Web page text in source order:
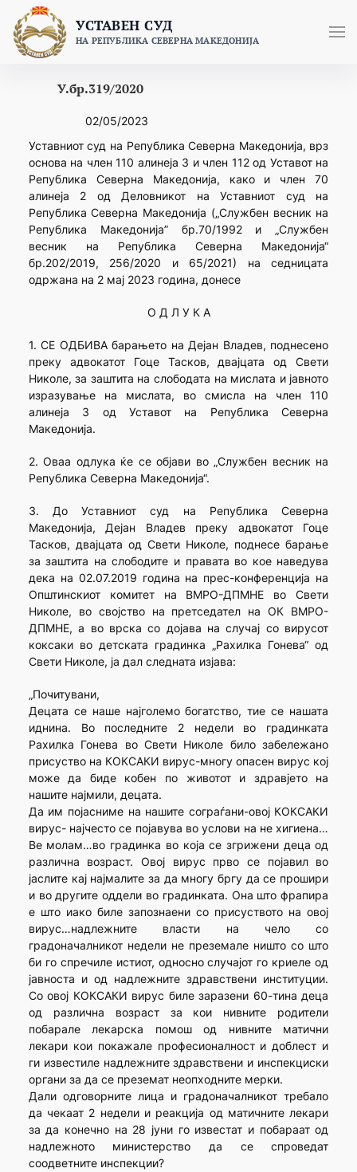
content
УСТАВЕН СУД
НА РЕПУБЛИКА СЕВЕРНА МАКЕДОНИЈА
У.бр.319/2020
02/05/2023
Уставниот суд на Република Северна Македонија, врз
основа на член 110 алинеја 3 и член 112 од Уставот на
Република Северна Македонија, како и член 70
алинеја 2 од Деловникот на Уставниот суд на
Република Северна Македонија („Службен весник на
Република Македонија” бр.70/1992 и „Службен
весник на Република Северна Македонија“
бр.202/2019, 256/2020 и 65/2021) на седницата
одржана на 2 мај 2023 година, донесе
О Д Л У К А
1. СЕ ОДБИВА барањето на Дејан Владев, поднесено
преку адвокатот Гоце Тасков, двајцата од Свети
Николе, за заштита на слободата на мислата и јавното
изразување на мислата, во смисла на член 110
алинеја 3 од Уставот на Република Северна
Македонија.
2. Оваа одлука ќе се објави во „Службен весник на
Република Северна Македонија“.
3. До Уставниот суд на Република Северна
Македонија, Дејан Владев преку адвокатот Гоце
Тасков, двајцата од Свети Николе, поднесе барање
за заштита на слободите и правата во кое наведува
дека на 02.07.2019 година на прес-конференција на
Општинскиот комитет на ВМРО-ДПМНЕ во Свети
Николе, во својство на претседател на ОК ВМРО-
ДПМНЕ, а во врска со дојава на случај со вирусот
коксаки во детската градинка „Рахилка Гонева“ од
Свети Николе, ја дал следната изјава:
„Почитувани,
Децата се наше најголемо богатство, тие се нашата
иднина. Во последните 2 недели во градинката
Рахилка Гонева во Свети Николе било забележано
присуство на КОКСАКИ вирус-многу опасен вирус кој
може да биде кобен по животот и здравјето на
нашите најмили, децата.
Да им појасниме на нашите сограѓани-овој КОКСАКИ
вирус- најчесто се појавува во услови на не хигиена…
Ве молам…во градинка во која се згрижени деца од
различна возраст. Овој вирус прво се појавил во
јаслите кај најмалите за да многу бргу да се прошири
и во другите оддели во градинката. Она што фрапира
е што иако биле запознаени со присуството на овој
вирус…надлежните власти на чело со
градоначалникот недели не преземале ништо со што
би го спречиле истиот, односно случајот го криеле од
јавноста и од надлежните здравствени институции.
Со овој КОКСАКИ вирус биле заразени 60-тина деца
од различна возраст за кои нивните родители
побарале лекарска помош од нивните матични
лекари кои покажале професионалност и доблест и
ги известиле надлежните здравствени и инспекциски
органи за да се преземат неопходните мерки.
Дали одговорните лица и градоначалникот требало
да чекаат 2 недели и реакција од матичните лекари
за да конечно на 28 јуни го известат и побараат од
надлежното министерство да се спроведат
соодветните инспекции?